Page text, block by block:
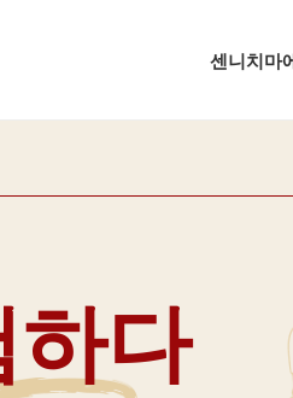
센니치마
다